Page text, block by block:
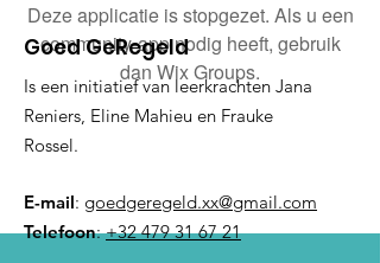
Deze applicatie is stopgezet. Als u een
community-app nodig heeft, gebruik
dan Wix Groups.
Goed GeRegeld
Is een initiatief van leerkrachten Jana
Reniers, Eline Mahieu en Frauke
Rossel.
E-mail: goedgeregeld.xx@gmail.com
Telefoon:+32 479 31 67 21